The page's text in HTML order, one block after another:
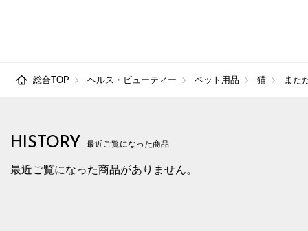
総合TOP ヘルス・ビューティー ペット用品 猫 また
HISTORY 最近ご覧になった商品
最近ご覧になった商品がありません。